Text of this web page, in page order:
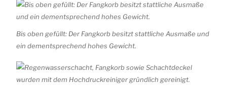
Bis oben gefüllt: Der Fangkorb besitzt stattliche Ausmaße und
ein dementsprechend hohes Gewicht.